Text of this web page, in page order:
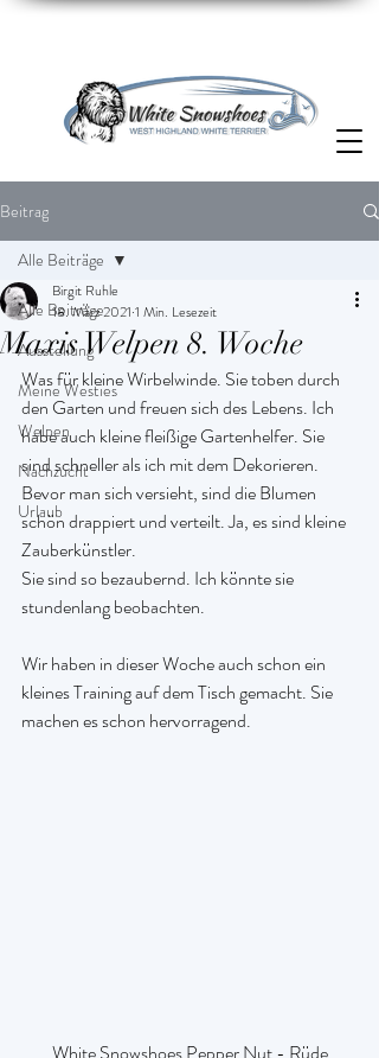
Beitrag
Alle Beiträge
Ausstellung
Meine Westies
Welpen
Nachzucht
Urlaub
Alle Beiträge
Maxis Welpen 8. Woche
Birgit Ruhle
18. März 2021 1 Min. Lesezeit
Was für kleine Wirbelwinde. Sie toben durch
den Garten und freuen sich des Lebens. Ich
habe auch kleine fleißige Gartenhelfer. Sie
sind schneller als ich mit dem Dekorieren.
Bevor man sich versieht, sind die Blumen
schön drappiert und verteilt. Ja, es sind kleine
Zauberkünstler.
Sie sind so bezaubernd. Ich könnte sie
stundenlang beobachten.
Wir haben in dieser Woche auch schon ein
kleines Training auf dem Tisch gemacht. Sie
machen es schon hervorragend.
White Snowshoes Pepper Nut - Rüde